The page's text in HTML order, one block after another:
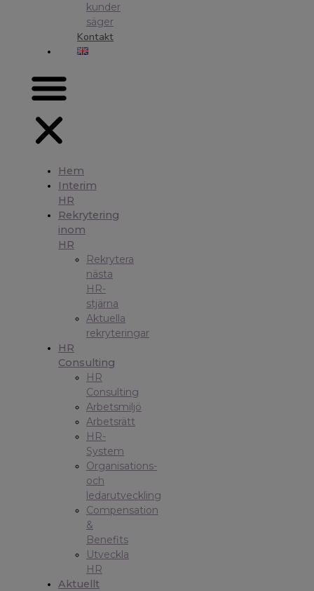
kunder
säger
Kontakt
Hem
Interim
HR
Rekrytering
inom
HR
Rekrytera
nästa
HR-
stjärna
Aktuella
rekryteringar
HR
Consulting
HR
Consulting
Arbetsmiljö
Arbetsrätt
HR-
System
Organisations-
och
ledarutveckling
Compensation
&
Benefits
Utveckla
HR
Aktuellt